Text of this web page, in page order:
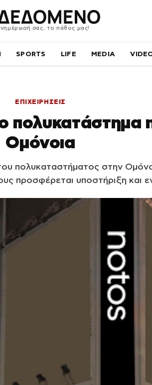
σας, το πάθος μας!
SPORTS LIFE MEDIA
ΕΠΙΧΕΙΡΗΣΕΙΣ
πολυκατάστημα
Ομόνοια
πολυκαταστήματος στην
προσφέρεται υποστήριξη και